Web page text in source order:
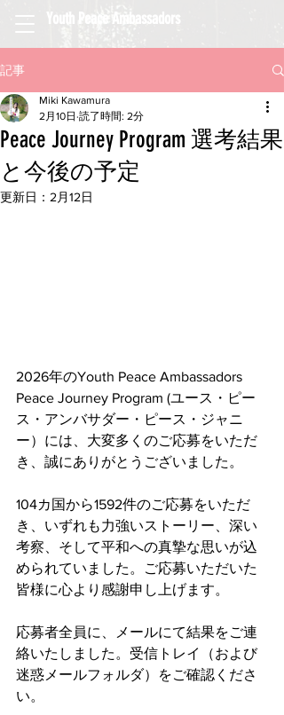
Youth Peace Ambassadors
記事
Peace Journey Program 選考結果
と今後の予定
Miki Kawamura
2月10日 読了時間: 2分
更新日： 2月12日
2026年のYouth Peace Ambassadors
Peace Journey Program (ユース・ピー
ス・アンバサダー・ピース・ジャニ
ー）には、大変多くのご応募をいただ
き、誠にありがとうございました。
104カ国から1592件のご応募をいただ
き、いずれも力強いストーリー、深い
考察、そして平和への真摯な思いが込
められていました。ご応募いただいた
皆様に心より感謝申し上げます。
応募者全員に、メールにて結果をご連
絡いたしました。受信トレイ（および
迷惑メールフォルダ）をご確認くださ
い。